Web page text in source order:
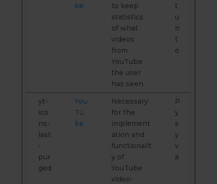
be
to keep
statistics
of what
videos
from
YouTube
the user
has seen.
t
u
n
t
o
yt-
ico
ns-
last
-
pur
ged
You
Tu
be
Necessary
for the
implement
ation and
functionalit
y of
YouTube
video-
P
y
s
y
v
ä